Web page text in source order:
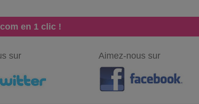
en 1 clic !
sur Aimez-nous sur